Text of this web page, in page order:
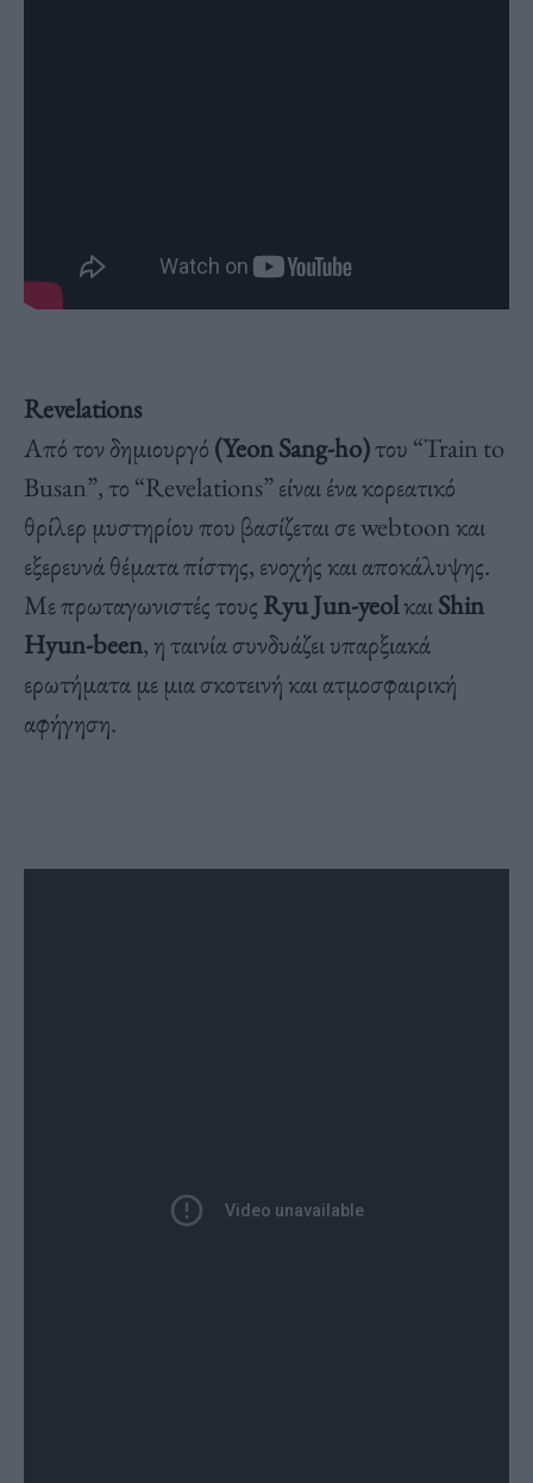
Revelations
Από τον δημιουργό (Yeon Sang-ho)του “Train to
Busan”, το “Revelations” είναι ένα κορεατικό
θρίλερ μυστηρίου που βασίζεται σε webtoon και
εξερευνά θέματα πίστης, ενοχής και αποκάλυψης.
Με πρωταγωνιστές τουςRyu Jun-yeolκαιShin
Hyun-been, η ταινία συνδυάζει υπαρξιακά
ερωτήματα με μια σκοτεινή και ατμοσφαιρική
αφήγηση.